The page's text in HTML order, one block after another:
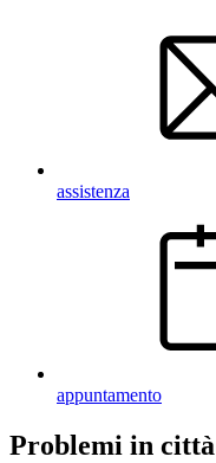
assistenza
appuntamento
Problemi in città